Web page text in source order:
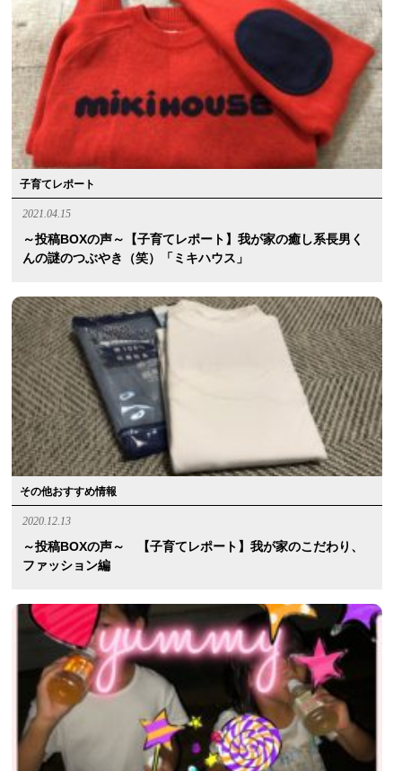
子育てレポート
2021.04.15
～投稿BOXの声～【子育てレポート】我が家の癒し系長男く
んの謎のつぶやき（笑）「ミキハウス」
その他おすすめ情報
2020.12.13
～投稿BOXの声～ 【子育てレポート】我が家のこだわり、
ファッション編